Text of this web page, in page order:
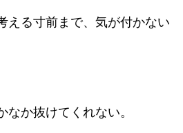
える寸前まで、気が付かない
か抜けてくれない。